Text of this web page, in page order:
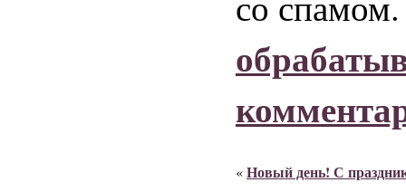
«Новый день! С